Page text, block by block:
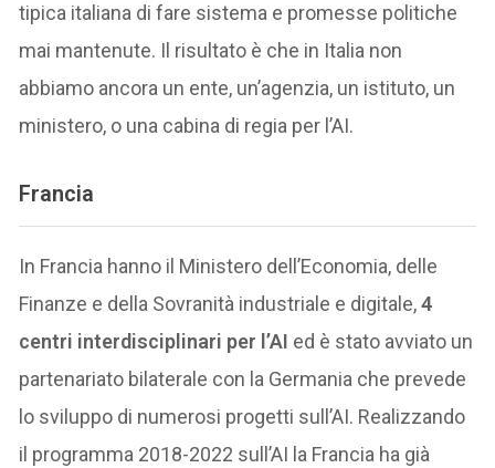
tipica italiana di fare sistema e promesse politiche
mai mantenute. Il risultato è che in Italia non
abbiamo ancora un ente, un’agenzia, un istituto, un
ministero, o una cabina di regia per l’AI.
Francia
In Francia hanno il Ministero dell’Economia, delle
Finanze e della Sovranità industriale e digitale,4
centri interdisciplinari per l’AI ed è stato avviato un
partenariato bilaterale con la Germania che prevede
lo sviluppo di numerosi progetti sull’AI. Realizzando
il programma 2018-2022 sull’AI la Francia ha già